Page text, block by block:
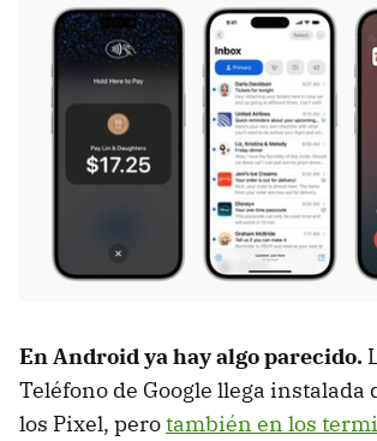
En Android ya hay algo parecido.
Teléfono de Google llega instalada
los Pixel, perotambién en los